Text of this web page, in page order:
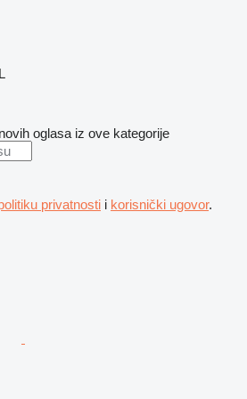
oglasa iz ove kategorije
privatnosti i korisnički ugovor.